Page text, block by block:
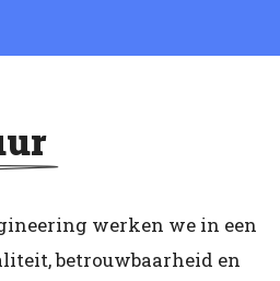
werken we in een
betrouwbaarheid en